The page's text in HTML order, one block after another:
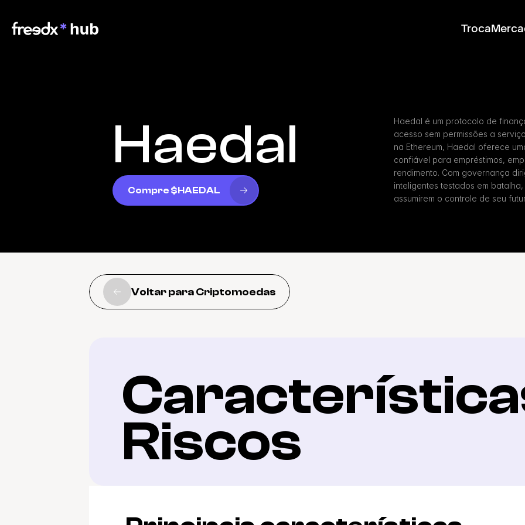
Troca
Haedal
Compre $HAEDAL
Haedal é um protocolo de
acesso sem permissões a
na Ethereum, Haedal oferece
confiável para empréstimos,
rendimento. Com governança
inteligentes testados em
assumirem o controle de seu
Voltar para Criptomoedas
Riscos